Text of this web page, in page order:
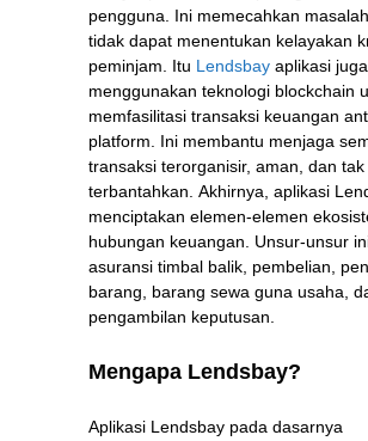
pengguna. Ini memecahkan
tidak dapat menentukan kelayakan
peminjam. Itu Lendsbay aplikasi juga
menggunakan teknologi blockchain
memfasilitasi transaksi keuangan
platform. Ini membantu menjaga
transaksi terorganisir, aman, dan tak
terbantahkan. Akhirnya, aplikasi
menciptakan elemen-elemen
hubungan keuangan. Unsur-unsur
asuransi timbal balik, pembelian,
barang, barang sewa guna usaha,
pengambilan keputusan.
Mengapa Lendsbay?
Aplikasi Lendsbay pada dasarnya